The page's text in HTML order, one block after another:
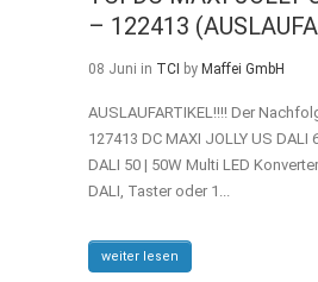
– 122413
08 Juni in TCI by Maffei GmbH
AUSLAUFARTIKEL!!!! Der
127413 DC MAXI JOLLY US DALI
DALI 50 | 50W Multi LED
DALI, Taster oder 1...
weiter lesen